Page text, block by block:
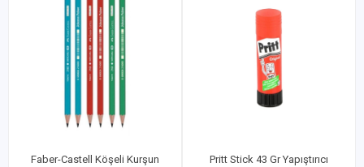
Faber-Castell Köşeli Kurşun
Pritt Stick 43 Gr Yapıştırıcı